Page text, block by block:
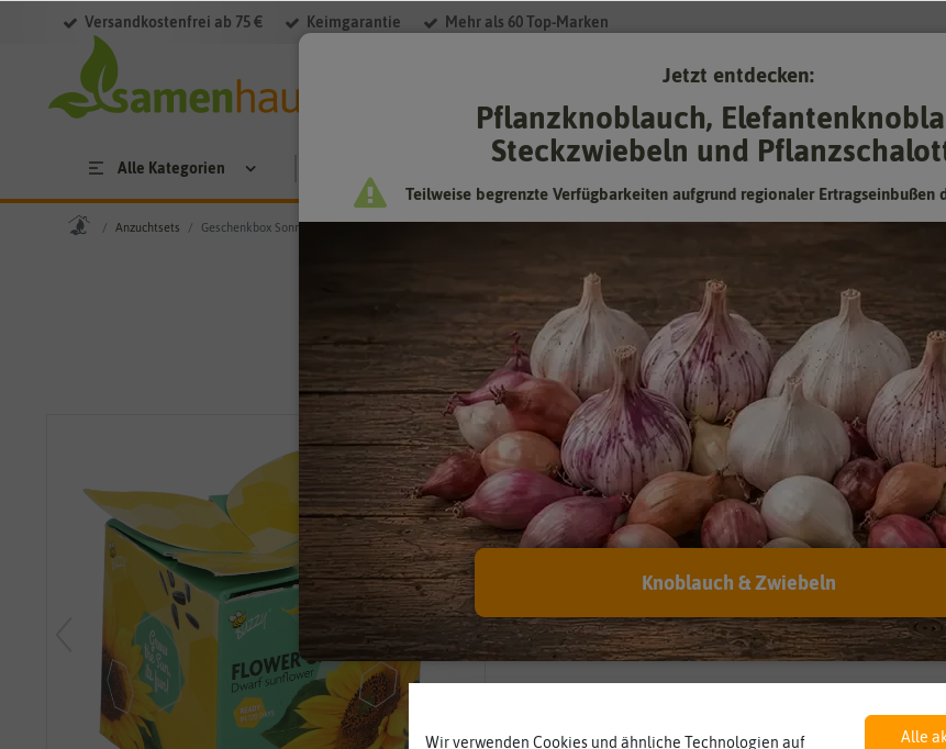
Versandkostenfrei ab 75 € Keimgarantie Mehr als 60 Top-Marken
Alle Kategorien
Anzuchtsets Geschenkbox Sonnenblume
Geschenkbox Sonnenblume
Hersteller:
Buzzy Gifts
Artikelnummer:
085191-bg
8711117851912
Wie viel ist enthalten
Wir verwenden Cookies und ähnliche Technologien auf
Alle
Jetzt entdecken:
Pflanzknoblauch,
Steckzwiebeln und
Teilweise begrenzte Verfügbarkeiten aufgrund regionaler Ertragseinbußen
Knoblauch & Zwiebeln